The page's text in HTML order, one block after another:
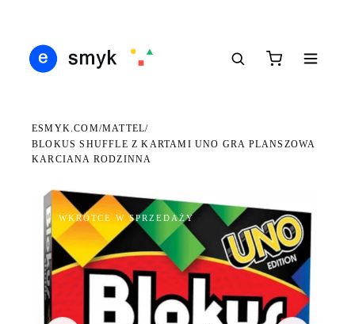
ESMYK.COM/MATTEL/
BLOKUS SHUFFLE Z KARTAMI UNO GRA PLANSZOWA
KARCIANA RODZINNA
WKRÓTCE W SPRZEDAŻY